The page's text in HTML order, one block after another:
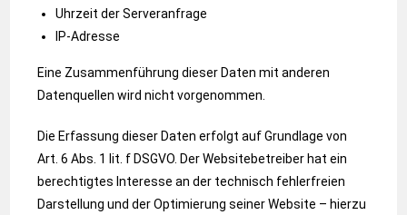
Uhrzeit der Serveranfrage
IP-Adresse
Eine Zusammenführung dieser Daten mit anderen
Datenquellen wird nicht vorgenommen.
Die Erfassung dieser Daten erfolgt auf Grundlage von
Art. 6 Abs. 1 lit. f DSGVO. Der Websitebetreiber hat ein
berechtigtes Interesse an der technisch fehlerfreien
Darstellung und der Optimierung seiner Website – hierzu